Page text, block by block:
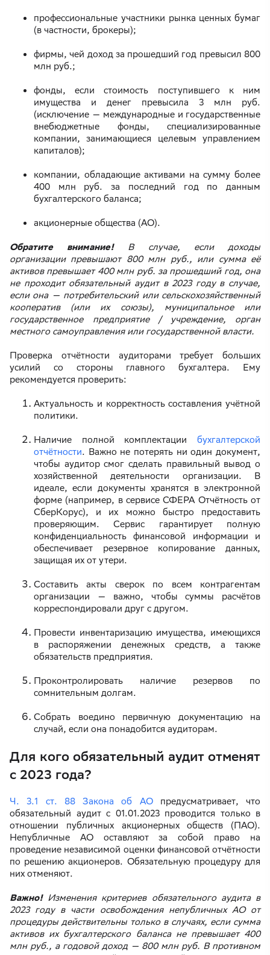
профессиональные участники рынка ценных бумаг
(в частности, брокеры);
фирмы, чей доход за прошедший год превысил 800
млн руб.;
фонды, если стоимость поступившего к ним
имущества и денег превысила 3 млн руб.
(исключение — международные и государственные
внебюджетные фонды, специализированные
компании, занимающиеся целевым управлением
капиталов);
компании, обладающие активами на сумму более
400 млн руб. за последний год по данным
бухгалтерского баланса;
акционерные общества (АО).
Обратите внимание!В случае, если доходы
организации превышают 800 млн руб., или сумма её
активов превышает 400 млн руб. за прошедший год, она
не проходит обязательный аудит в 2023 году в случае,
если она — потребительский или сельскохозяйственный
кооператив (или их союзы), муниципальное или
государственное предприятие / учреждение, орган
местного самоуправления или государственной власти.
Проверка отчётности аудиторами требует больших
усилий со стороны главного бухгалтера. Ему
рекомендуется проверить:
Актуальность и корректность составления учётной
политики.
Наличие полной комплектации бухгалтерской
отчётности. Важно не потерять ни один документ,
чтобы аудитор смог сделать правильный вывод о
хозяйственной деятельности организации. В
идеале, если документы хранятся в электронной
форме (например, в сервисе СФЕРА Отчётность от
СберКорус), и их можно быстро предоставить
проверяющим. Сервис гарантирует полную
конфиденциальность финансовой информации и
обеспечивает резервное копирование данных,
защищая их от утери.
Составить акты сверок по всем контрагентам
организации — важно, чтобы суммы расчётов
корреспондировали друг с другом.
Провести инвентаризацию имущества, имеющихся
в распоряжении денежных средств, а также
обязательств предприятия.
Проконтролировать наличие резервов по
сомнительным долгам.
Собрать воедино первичную документацию на
случай, если она понадобится аудиторам.
Для кого обязательный аудит отменят
с 2023 года?
Ч. 3.1 ст. 88 Закона об АОпредусматривает, что
обязательный аудит с 01.01.2023 проводится только в
отношении публичных акционерных обществ (ПАО).
Непубличные АО оставляют за собой право на
проведение независимой оценки финансовой отчётности
по решению акционеров. Обязательную процедуру для
них отменяют.
Важно! Изменения критериев обязательного аудита в
2023 году в части освобождения непубличных АО от
процедуры действительны только в случаях, если сумма
активов их бухгалтерского баланса не превышает 400
млн руб., а годовой доход — 800 млн руб. В противном